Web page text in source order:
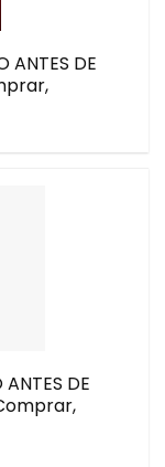
ANTES DE
DE